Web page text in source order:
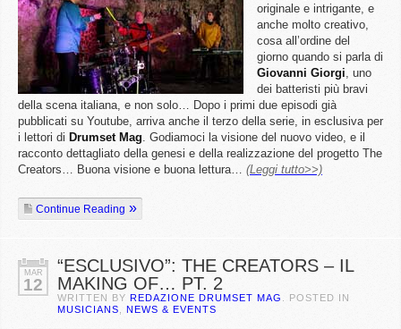
originale e intrigante, e
anche molto creativo,
cosa all’ordine del
giorno quando si parla di
Giovanni Giorgi, uno
dei batteristi più bravi
della scena italiana, e non solo… Dopo i primi due episodi già
pubblicati su Youtube, arriva anche il terzo della serie, in esclusiva per
i lettori di Drumset Mag. Godiamoci la visione del nuovo video, e il
racconto dettagliato della genesi e della realizzazione del progetto The
Creators… Buona visione e buona lettura… (Leggi tutto>>)
Continue Reading
MAR
12
“ESCLUSIVO”: THE CREATORS – IL
MAKING OF… PT. 2
WRITTEN BY REDAZIONE DRUMSET MAG
. POSTED IN
MUSICIANS
NEWS & EVENTS